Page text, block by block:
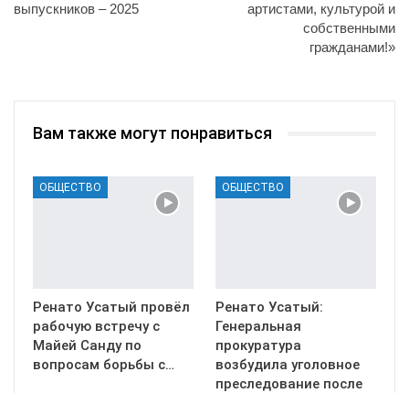
выпускников – 2025
артистами, культурой и
собственными
гражданами!»
Вам также могут понравиться
ОБЩЕСТВО
Ренато Усатый провёл
рабочую встречу с
Майей Санду по
вопросам борьбы с…
ОБЩЕСТВО
Ренато Усатый:
Генеральная
прокуратура
возбудила уголовное
преследование после